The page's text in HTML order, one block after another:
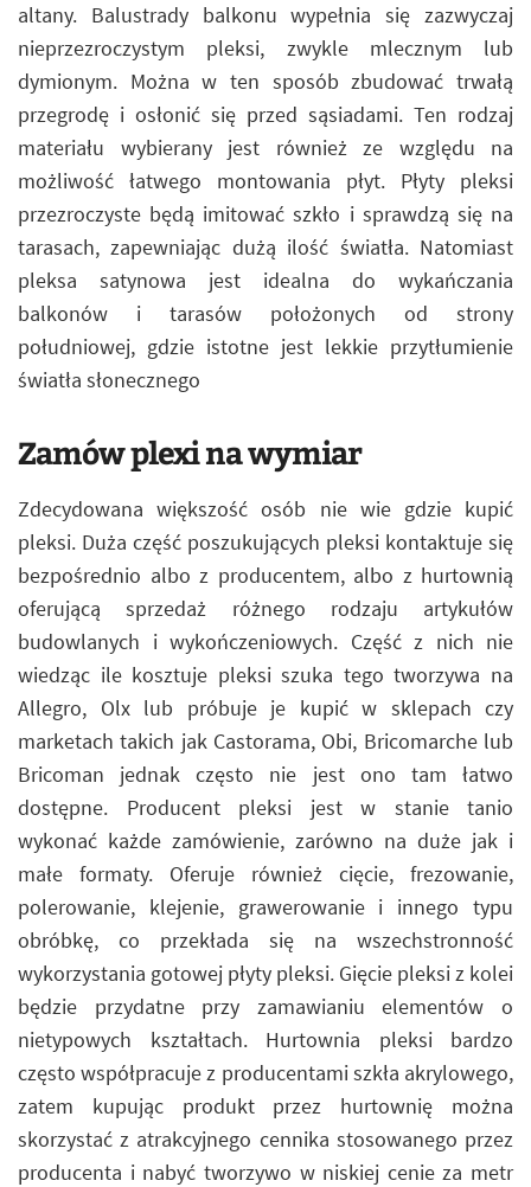
altany. Balustrady balkonu wypełnia się zazwyczaj
nieprzezroczystym pleksi, zwykle mlecznym lub
dymionym. Można w ten sposób zbudować trwałą
przegrodę i osłonić się przed sąsiadami. Ten rodzaj
materiału wybierany jest również ze względu na
możliwość łatwego montowania płyt. Płyty pleksi
przezroczyste będą imitować szkło i sprawdzą się na
tarasach, zapewniając dużą ilość światła. Natomiast
pleksa satynowa jest idealna do wykańczania
balkonów i tarasów położonych od strony
południowej, gdzie istotne jest lekkie przytłumienie
światła słonecznego
Zamów plexi na wymiar
Zdecydowana większość osób nie wie gdzie kupić
pleksi. Duża część poszukujących pleksi kontaktuje się
bezpośrednio albo z producentem, albo z hurtownią
oferującą sprzedaż różnego rodzaju artykułów
budowlanych i wykończeniowych. Część z nich nie
wiedząc ile kosztuje pleksi szuka tego tworzywa na
Allegro, Olx lub próbuje je kupić w sklepach czy
marketach takich jak Castorama, Obi, Bricomarche lub
Bricoman jednak często nie jest ono tam łatwo
dostępne. Producent pleksi jest w stanie tanio
wykonać każde zamówienie, zarówno na duże jak i
małe formaty. Oferuje również cięcie, frezowanie,
polerowanie, klejenie, grawerowanie i innego typu
obróbkę, co przekłada się na wszechstronność
wykorzystania gotowej płyty pleksi. Gięcie pleksi z kolei
będzie przydatne przy zamawianiu elementów o
nietypowych kształtach. Hurtownia pleksi bardzo
często współpracuje z producentami szkła akrylowego,
zatem kupując produkt przez hurtownię można
skorzystać z atrakcyjnego cennika stosowanego przez
producenta i nabyć tworzywo w niskiej cenie za metr